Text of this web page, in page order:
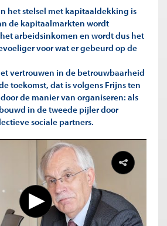
het stelsel met kapitaaldekking is
de kapitaalmarkten wordt
arbeidsinkomen en wordt dus het
voor wat er gebeurd op de
vertrouwen in de betrouwbaarheid
toekomst, dat is volgens Frijns ten
de manier van organiseren: als
in de tweede pijler door
sociale partners.